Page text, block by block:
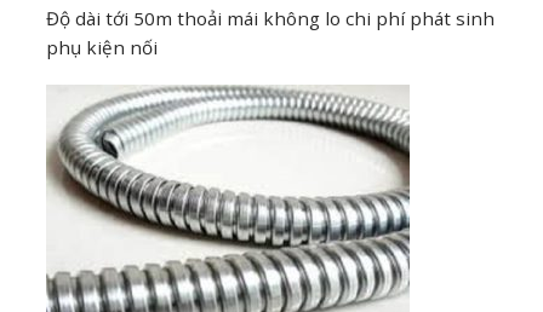
Độ dài tới 50m thoải mái không lo chi phí phát sinh
phụ kiện nối